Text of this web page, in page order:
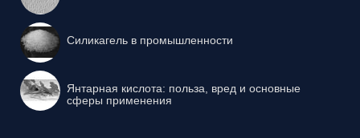
Силикагель в промышленности
Янтарная кислота: польза, вред и основные
сферы применения